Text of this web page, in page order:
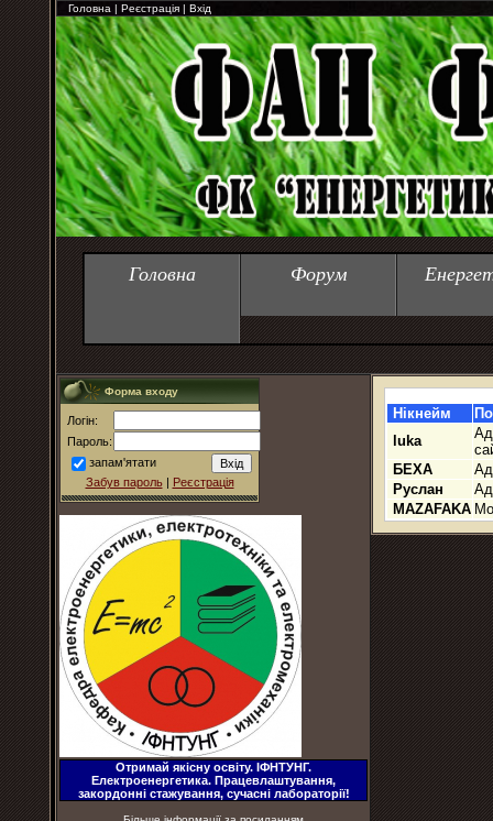
Головна | Реєстрація | Вхід
Головна Форум
Форма входу
Логін:
Пароль:
запам'ятати
Забув пароль| Реєстрація
Отримай якісну освіту. ІФНТУНГ.
Електроенергетика. Працевлаштування,
закордонні стажування, сучасні лабораторії!
Нікнейм
luka
БЕХА
Руслан
MAZAFAKA